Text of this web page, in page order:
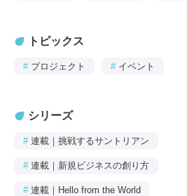
トピックス
# プロジェクト # イベント
シリーズ
# 連載｜挑戦するサントリアン
# 連載｜新規ビジネスの創り方
# 連載｜Hello from the World